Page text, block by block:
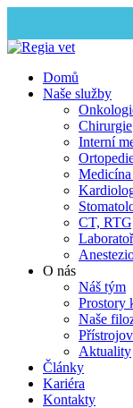
Domů
Naše služby
Chirurgie
Interní
CT,
Laboratoř
O nás
Náš tým
Prostory
Naše
Aktuality
Články
Kariéra
Kontakty